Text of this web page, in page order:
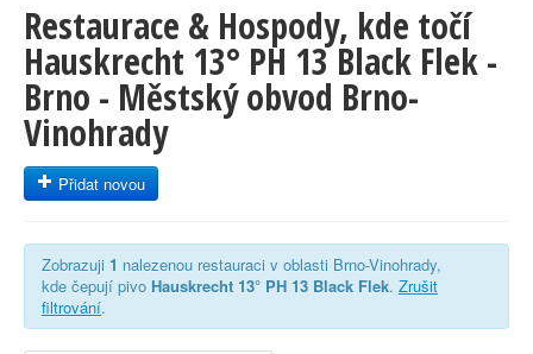
Restaurace & Hospody, kde točí
Hauskrecht 13° PH 13 Black Flek -
Brno - Městský obvod Brno-
Vinohrady
Přidat novou
Zobrazuji 1 nalezenou restauraci v oblasti Brno-Vinohrady,
kde čepují pivo Hauskrecht 13° PH 13 Black Flek. Zrušit
filtrování.